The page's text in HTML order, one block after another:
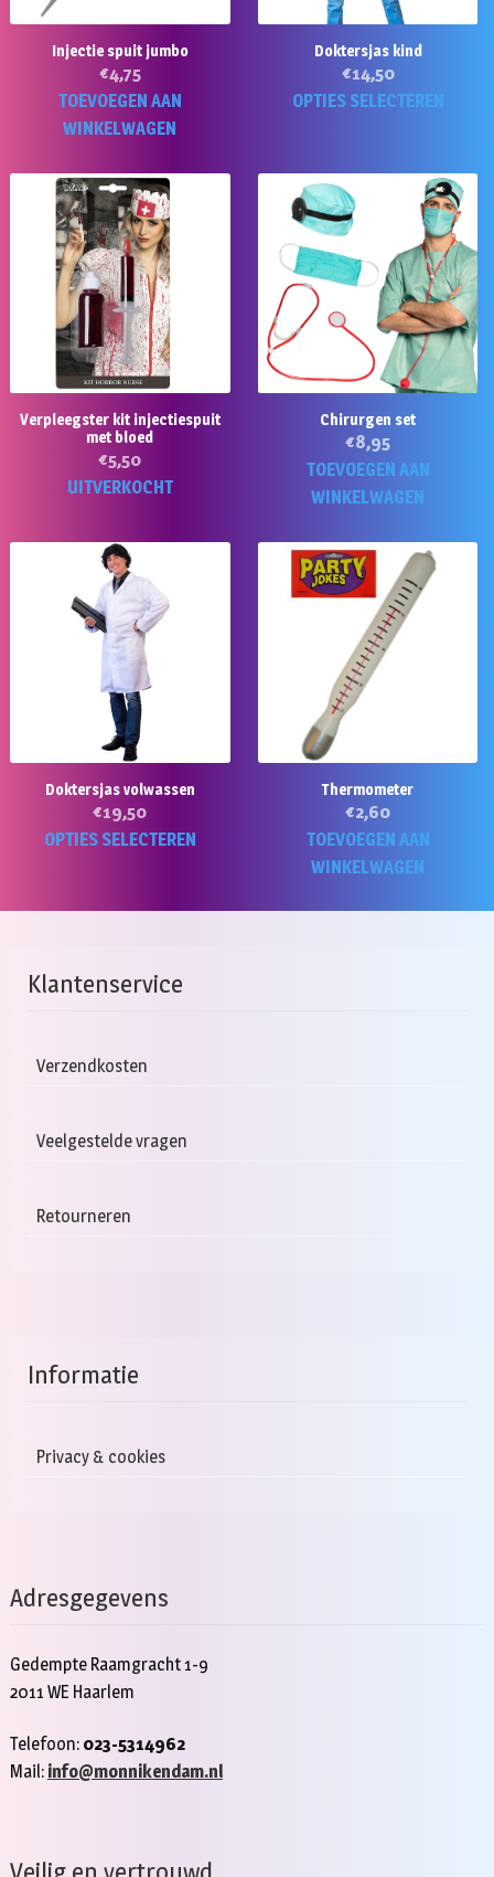
Injectie spuit jumbo
€4,75
TOEVOEGEN AAN
WINKELWAGEN
Doktersjas kind
€14,50
OPTIES SELECTEREN
Verpleegster kit injectiespuit
met bloed
€5,50
UITVERKOCHT
Chirurgen set
€8,95
TOEVOEGEN AAN
WINKELWAGEN
Doktersjas volwassen
€19,50
OPTIES SELECTEREN
Thermometer
€2,60
TOEVOEGEN AAN
WINKELWAGEN
Klantenservice
Verzendkosten
Veelgestelde vragen
Retourneren
Informatie
Privacy & cookies
Adresgegevens
Gedempte Raamgracht 1-9
2011 WE Haarlem
Telefoon: 023-5314962
Mail: info@monnikendam.nl